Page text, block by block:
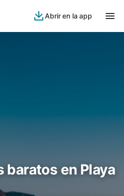
Abrir en la app
en Playa